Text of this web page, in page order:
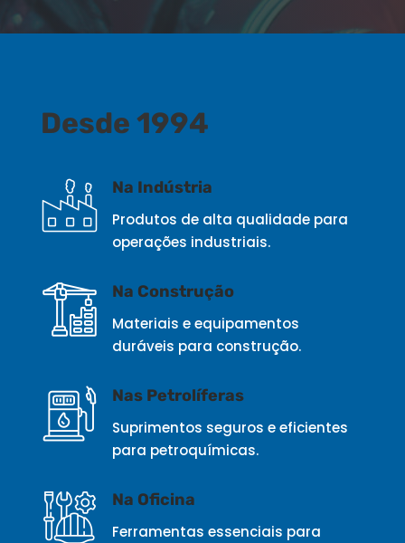
Desde 1994
Na Indústria
Produtos de alta qualidade para
operações industriais.
Na Construção
Materiais e equipamentos
duráveis para construção.
Nas Petrolíferas
Suprimentos seguros e eficientes
para petroquímicas.
Na Oficina
Ferramentas essenciais para